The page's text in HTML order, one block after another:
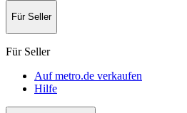
Für Seller
Für Seller
Auf metro.de verkaufen
Hilfe